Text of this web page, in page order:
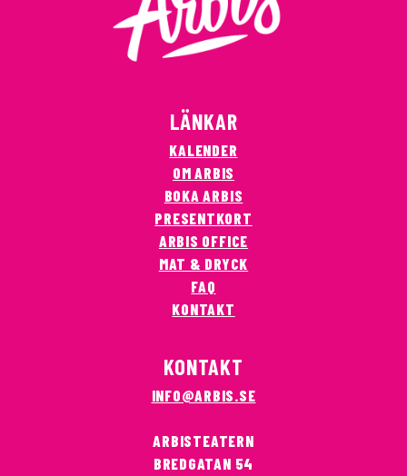
LÄNKAR
KALENDER
OM ARBIS
BOKA ARBIS
PRESENTKORT
ARBIS OFFICE
MAT & DRYCK
FAQ
KONTAKT
KONTAKT
INFO@ARBIS.SE
ARBISTEATERN
BREDGATAN 54